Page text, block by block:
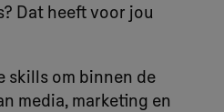
Dat heeft voor jou
skills om binnen de
media, marketing en